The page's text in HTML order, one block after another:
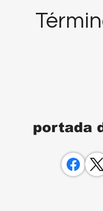
portada